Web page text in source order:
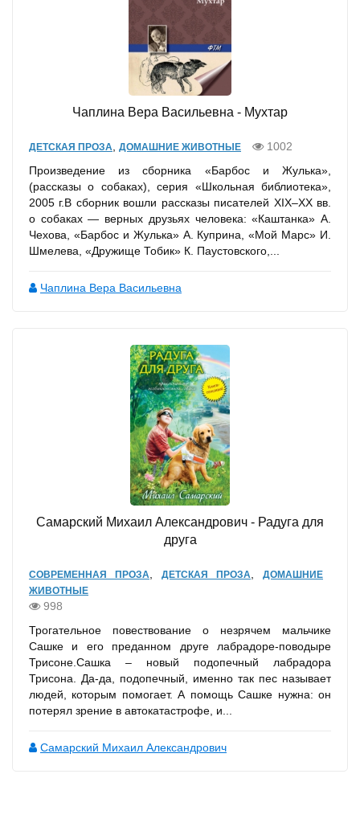
Чаплина Вера Васильевна - Мухтар
ДЕТСКАЯ ПРОЗА ДОМАШНИЕ ЖИВОТНЫЕ
1002
Произведение из сборника «Барбос и Жулька»,
(рассказы о собаках), серия «Школьная библиотека»,
2005 г.В сборник вошли рассказы писателей XIX–XX вв.
о собаках — верных друзьях человека: «Каштанка» А.
Чехова, «Барбос и Жулька» А. Куприна, «Мой Марс» И.
Шмелева, «Дружище Тобик» К. Паустовского,...
Чаплина Вера Васильевна
Самарский Михаил Александрович - Радуга для
друга
СОВРЕМЕННАЯ ПРОЗА ДЕТСКАЯ ПРОЗА
ДОМАШНИЕ
ЖИВОТНЫЕ
998
Трогательное повествование о незрячем мальчике
Сашке и его преданном друге лабрадоре-поводыре
Трисоне.Сашка – новый подопечный лабрадора
Трисона. Да-да, подопечный, именно так пес называет
людей, которым помогает. А помощь Сашке нужна: он
потерял зрение в автокатастрофе, и...
Самарский Михаил Александрович